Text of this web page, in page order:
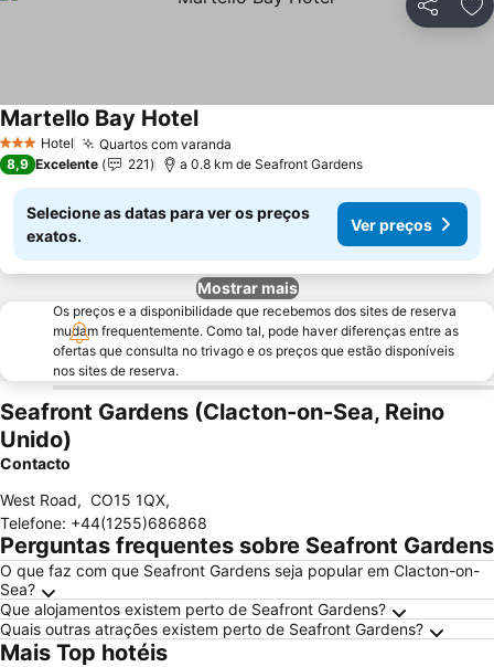
Partilhar
3 EstrelasHotel Quartos com varanda
Martello Bay HotelVer preços
8,9 Excelente 221 a 0.8 km de Seafront Gardens
Selecione as datas para ver os preços
exatos.
Ver preços
Mostrar mais
Os preços e a disponibilidade que recebemos dos sites de reserva
mudam frequentemente. Como tal, pode haver diferenças entre as
ofertas que consulta no trivago e os preços que estão disponíveis
nos sites de reserva.
Seafront Gardens (Clacton-on-Sea, Reino
Unido)
Contacto
West Road, CO15 1QX,
Telefone: +44(1255)686868
Perguntas frequentes sobre Seafront Gardens
O que faz com que Seafront Gardens seja popular em Clacton-on-
Sea?
Que alojamentos existem perto de Seafront Gardens?
Quais outras atrações existem perto de Seafront Gardens?
Mais Top hotéis